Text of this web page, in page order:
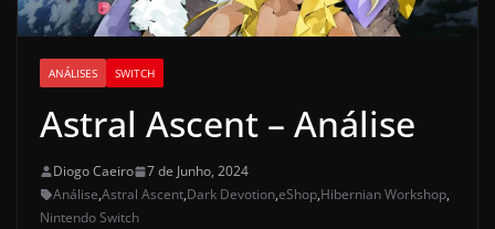
ANÁLISES SWITCH
Astral Ascent – Análise
Diogo Caeiro
7 de Junho, 2024
Análise,Astral Ascent,Dark Devotion,eShop,Hibernian Workshop,
Nintendo Switch